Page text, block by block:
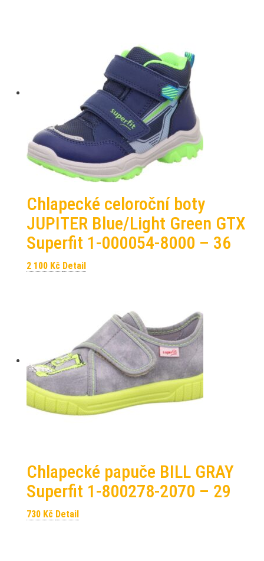
Chlapecké celoroční boty
JUPITER Blue/Light Green GTX
Superfit 1-000054-8000 – 36
2 100 Kč Detail
Chlapecké papuče BILL GRAY
Superfit 1-800278-2070 – 29
730 Kč Detail